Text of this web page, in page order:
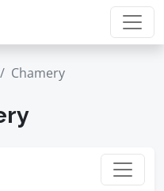
Chamery